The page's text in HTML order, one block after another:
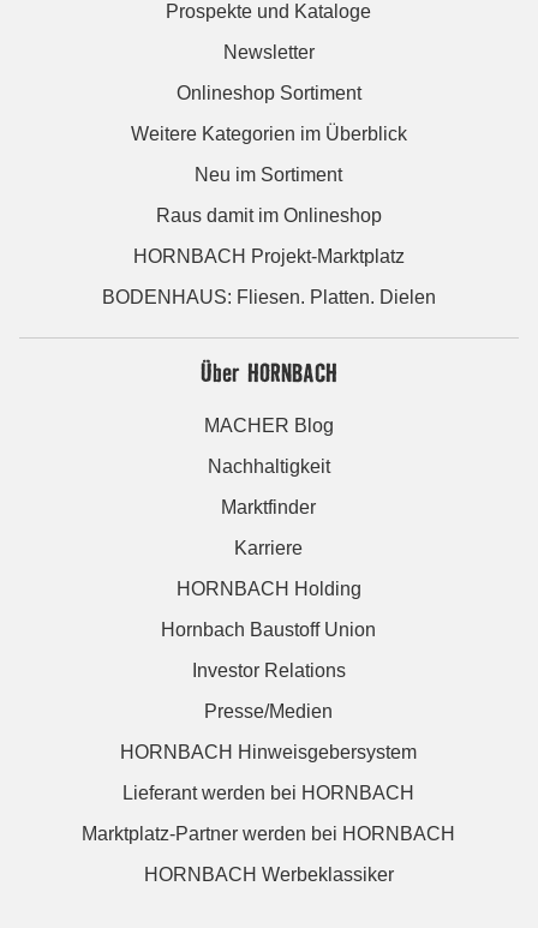
Prospekte und Kataloge
Newsletter
Onlineshop Sortiment
Weitere Kategorien im Überblick
Neu im Sortiment
Raus damit im Onlineshop
HORNBACH Projekt-Marktplatz
BODENHAUS: Fliesen. Platten. Dielen
Über HORNBACH
MACHER Blog
Nachhaltigkeit
Marktfinder
Karriere
HORNBACH Holding
Hornbach Baustoff Union
Investor Relations
Presse/Medien
HORNBACH Hinweisgebersystem
Lieferant werden bei HORNBACH
Marktplatz-Partner werden bei HORNBACH
HORNBACH Werbeklassiker